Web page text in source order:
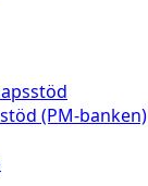
(PM-banken)